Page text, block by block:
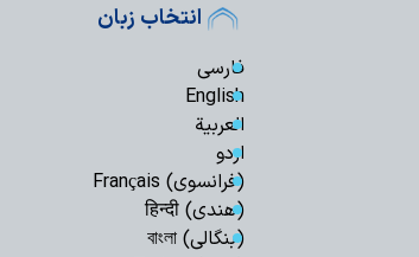
اربعین حسینی در
از اوکراین تا
سینمای
مفتی صور و
انتخاب زبان
فارسی
English
العربیة
اردو
(فرانسوی) Français
(هندی) हिन्दी
(بنگالی) বাংলা